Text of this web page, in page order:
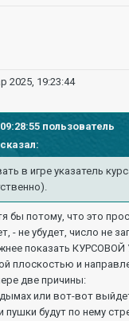
2025, 19:23:44
пользователь
сказал:
в игре указатель
бы потому, что это
- не убудет, число не
показать КУРСОВОЙ
плоскостью и
две причины:
или вот-вот
будут по нему